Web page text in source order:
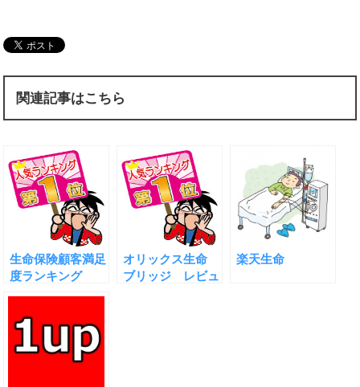
関連記事はこちら
生命保険顧客満足
度ランキング
オリックス生命
ブリッジ レビュ
楽天生命